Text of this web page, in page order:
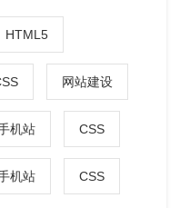
HTML5
网站建设
机站 CSS
机站 CSS